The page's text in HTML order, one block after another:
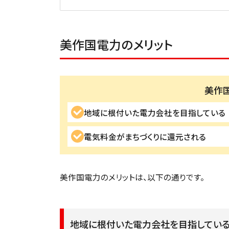
美作国電力のメリット
美作
地域に根付いた電力会社を目指している
電気料金がまちづくりに還元される
美作国電力のメリットは、以下の通りです。
地域に根付いた電力会社を目指している